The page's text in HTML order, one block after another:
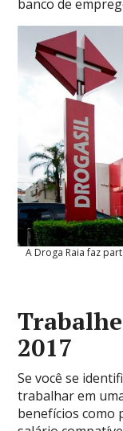
banco de
A Droga Raia faz
2017
Se você se
trabalhar em
benefícios como